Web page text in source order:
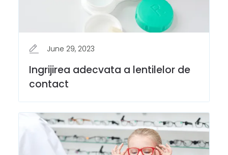
June 29, 2023
Ingrijirea adecvata a lentilelor de
contact